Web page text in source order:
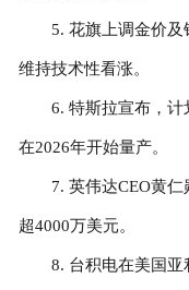
5. 花旗上调金价及
维持技术性看涨。
6. 特斯拉宣布，计
在2026年开始量产。
7. 英伟达CEO黄仁
超4000万美元。
8. 台积电在美国亚